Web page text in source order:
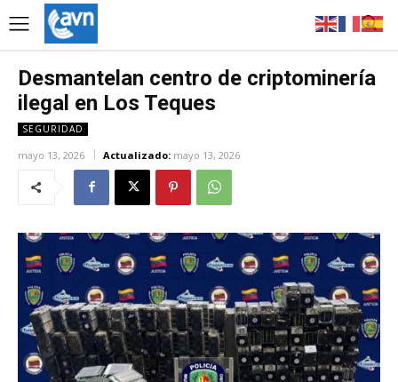
Desmantelan centro de criptominería
ilegal en Los Teques
SEGURIDAD
mayo 13, 2026 Actualizado: mayo 13, 2026